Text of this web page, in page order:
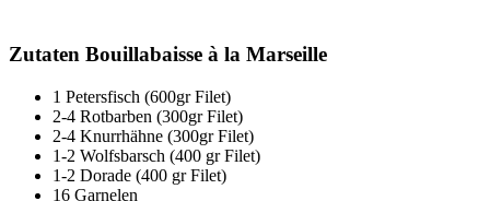
Zutaten Bouillabaisse à la Marseille
1 Petersfisch (600gr Filet)
2-4 Rotbarben (300gr Filet)
2-4 Knurrhähne (300gr Filet)
1-2 Wolfsbarsch (400 gr Filet)
1-2 Dorade (400 gr Filet)
16 Garnelen